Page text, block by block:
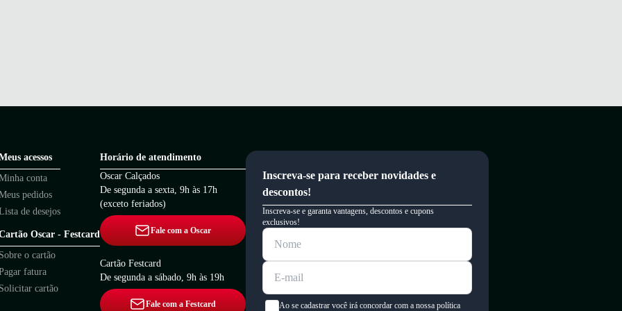
acessos
conta
pedidos
de desejos
Oscar - Festcard
o cartão
fatura
cartão
Horário de atendimento
Oscar Calçados
De segunda a sexta, 9h às 17h
(exceto feriados)
Fale com a Oscar
Cartão Festcard
De segunda a sábado, 9h às 19h
Fale com a Festcard
Inscreva-se para receber novidades e
descontos!
Inscreva-se e garanta vantagens, descontos e cupons
exclusivos!
Ao se cadastrar você irá concordar com a nossa política